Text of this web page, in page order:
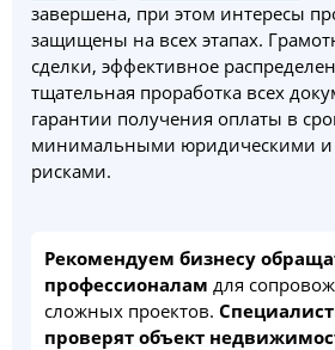
завершена, при этом интересы
защищены на всех этапах.
сделки, эффективное
тщательная проработка всех
гарантии получения оплаты в
минимальными юридическими
рисками.
Рекомендуем бизнесу
профессионалам для
сложных проектов.
проверят объект